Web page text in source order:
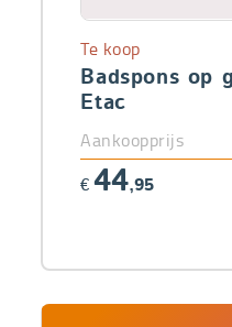
Badspons op
Etac
Te koop
Aankoopprijs
€ 44,95